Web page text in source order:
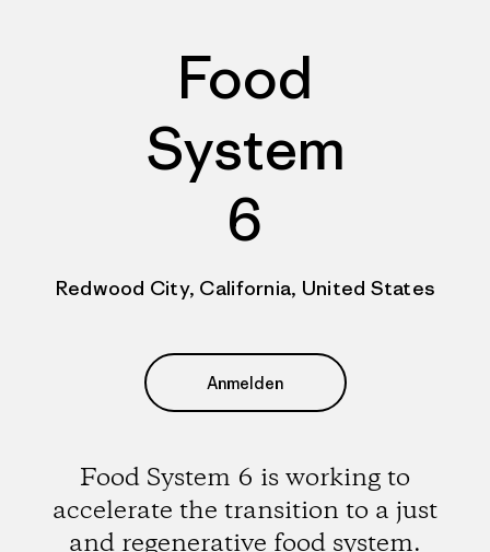
Food
System
6
Redwood City, California, United States
Anmelden
Food System 6 is working to
accelerate the transition to a just
and regenerative food system.